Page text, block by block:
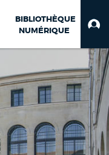
BIBLIOTHÈQUE
NUMÉRIQUE